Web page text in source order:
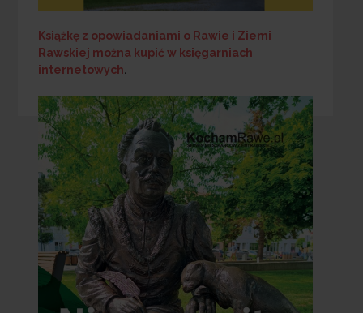
Książkę z opowiadaniami o Rawie i Ziemi
Rawskiej można kupić w księgarniach
internetowych.